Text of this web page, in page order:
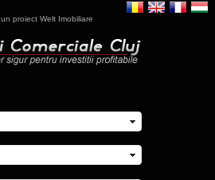
un proiect Welt Imobiliare